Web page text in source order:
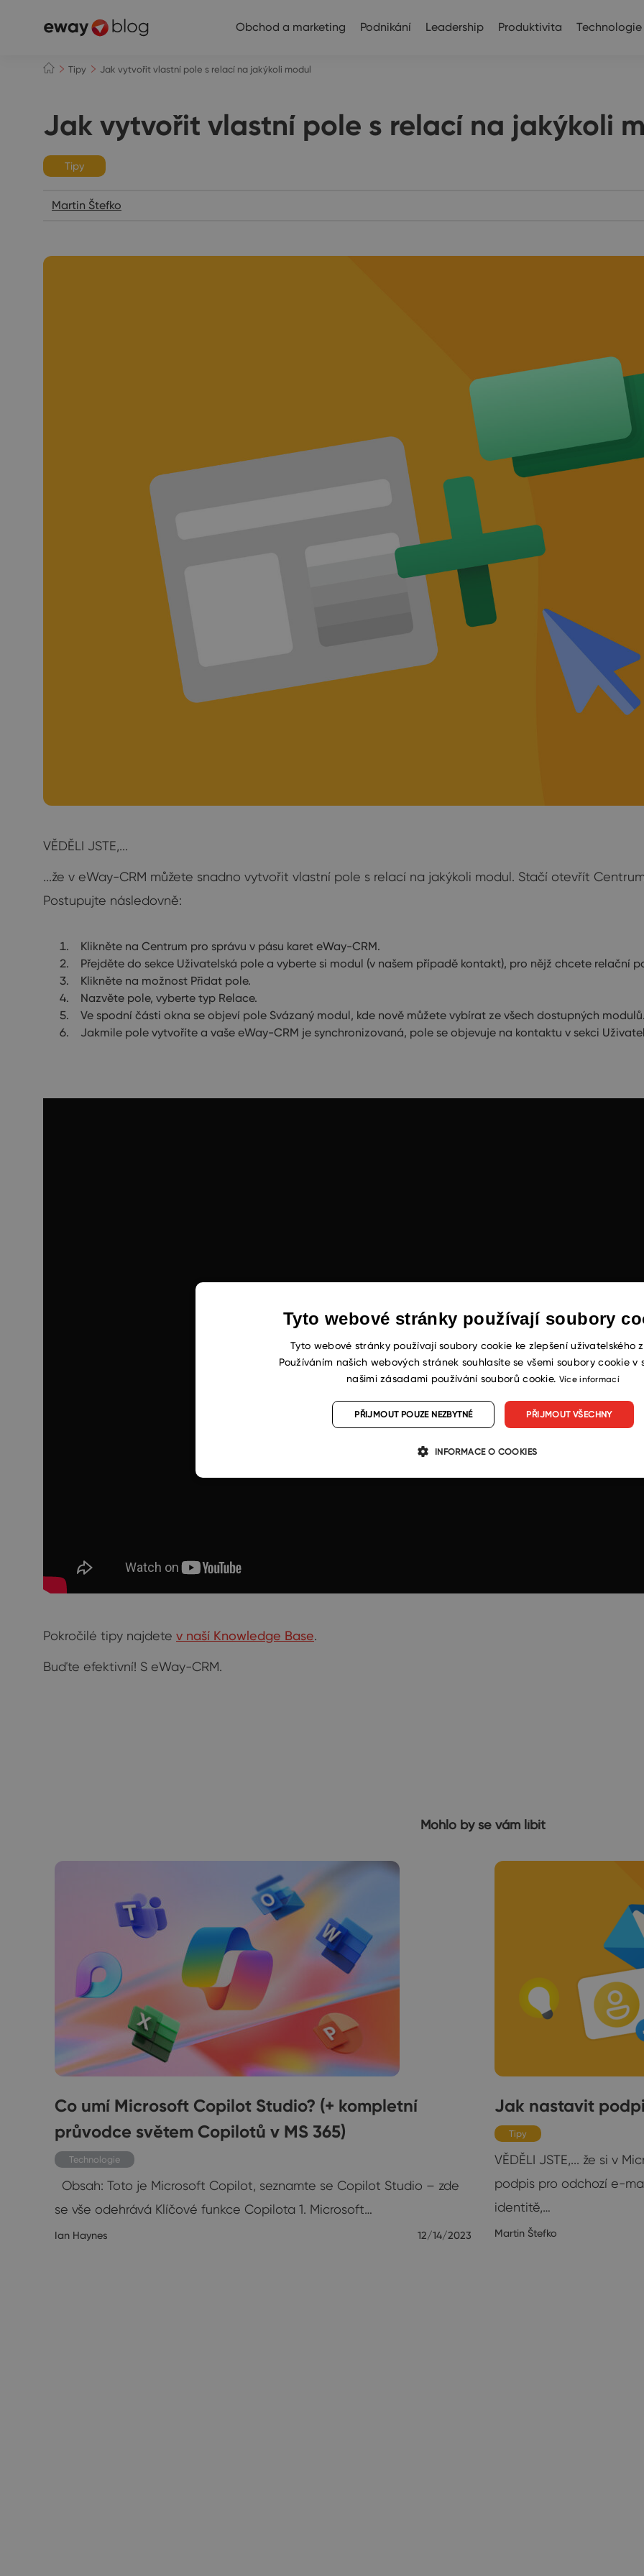
Obchod a marketing Podnikání Leadership Produktivita Technologie
Tipy Jak vytvořit vlastní pole s relací na jakýkoli modul
Jak vytvořit vlastní pole s relací na jakýkoli
Tipy
Martin Štefko
VĚDĚLI JSTE,...
...že v eWay-CRM můžete snadno vytvořit vlastní pole s relací na jakýkoli modul. Stačí otevřít
Postupujte následovně:
Klikněte na Centrum pro správu v pásu karet eWay-CRM.
Přejděte do sekce Uživatelská pole a vyberte si modul (v našem případě kontakt), pro nějž chcete relační
Klikněte na možnost Přidat pole.
Nazvěte pole, vyberte typ Relace.
Ve spodní části okna se objeví pole Svázaný modul, kde nově můžete vybírat ze všech dostupných modulů.
Jakmile pole vytvoříte a vaše eWay-CRM je synchronizovaná, pole se objevuje na kontaktu v sekci
Pokročilé tipy najdete v naší Knowledge Base.
Buďte efektivní! S eWay-CRM.
Mohlo by se vám líbit
Co umí Microsoft Copilot Studio? (+ kompletní
průvodce světem Copilotů v MS 365)
Technologie
Obsah: Toto je Microsoft Copilot, seznamte se Copilot Studio – zde
se vše odehrává Klíčové funkce Copilota 1. Microsoft…
Ian Haynes 12/14/2023
Jak nastavit
Tipy
VĚDĚLI JSTE,... že si v
podpis pro odchozí e-
identitě,…
Martin Štefko
Tyto webové stránky používají soubory
Tyto webové stránky používají soubory cookie ke zlepšení uživatelského
Používáním našich webových stránek souhlasíte se všemi soubory cookie v
našimi zásadami používání souborů cookie. Více informací
PŘIJMOUT VŠECHNY
PŘIJMOUT POUZE NEZBYTNÉ
INFORMACE O COOKIES